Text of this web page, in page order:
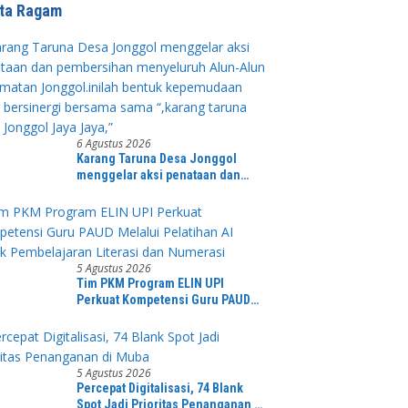
Ragam
6 Agustus 2026
Karang Taruna Desa Jonggol
menggelar aksi penataan dan
Alun kecamatan Jonggol.inilah
bentuk kepemudaan yang
bersinergi bersama sama “,karang
taruna desa Jonggol Jaya Jaya,”
5 Agustus 2026
Tim PKM Program ELIN UPI
Perkuat Kompetensi Guru PAUD
Pembelajaran Literasi dan
Numerasi
5 Agustus 2026
Percepat Digitalisasi, 74 Blank
Spot Jadi Prioritas Penanganan di